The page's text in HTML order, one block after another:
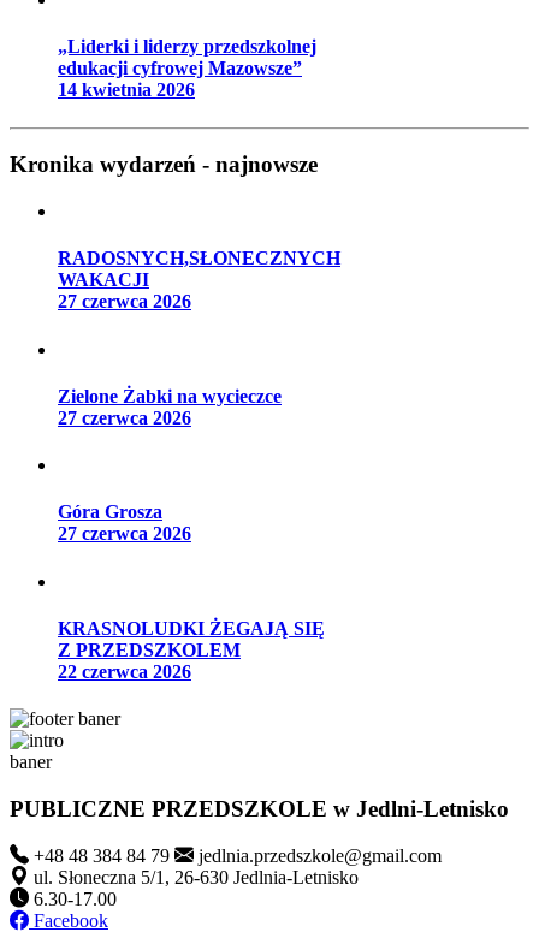
„Liderki i liderzy przedszkolnej
edukacji cyfrowej Mazowsze”
14 kwietnia 2026
Kronika wydarzeń - najnowsze
RADOSNYCH,SŁONECZNYCH
WAKACJI
27 czerwca 2026
Zielone Żabki na wycieczce
27 czerwca 2026
Góra Grosza
27 czerwca 2026
KRASNOLUDKI ŻEGAJĄ SIĘ
Z PRZEDSZKOLEM
22 czerwca 2026
PUBLICZNE PRZEDSZKOLE w Jedlni-Letnisko
+48 48 384 84 79
jedlnia.przedszkole@gmail.com
ul. Słoneczna 5/1, 26-630 Jedlnia-Letnisko
6.30-17.00
Facebook